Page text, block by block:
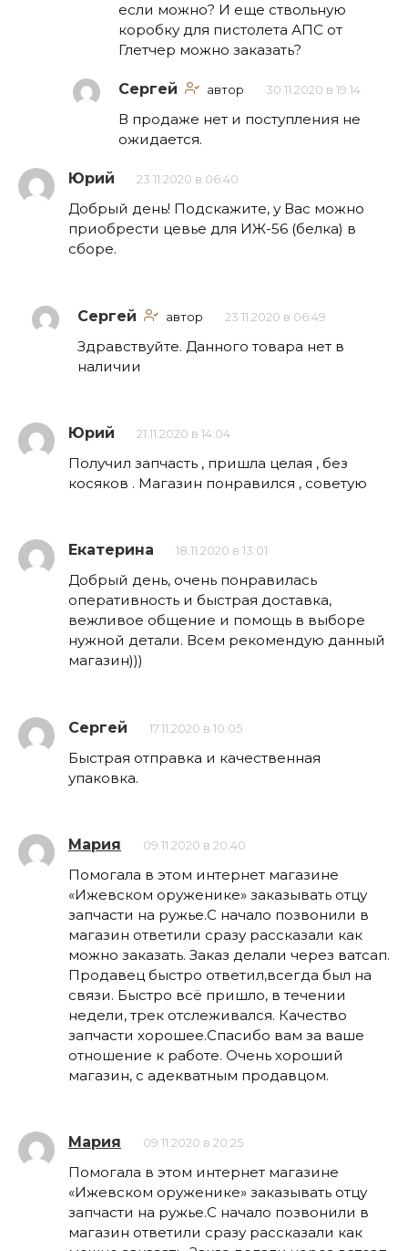
если можно? И еще ствольную
коробку для пистолета АПС от
Глетчер можно заказать?
Сергей автор 30.11.2020 в 19:14
В продаже нет и поступления не
ожидается.
Юрий 23.11.2020 в 06:40
Добрый день! Подскажите, у Вас можно
приобрести цевье для ИЖ-56 (белка) в
сборе.
Сергей автор 23.11.2020 в 06:49
Здравствуйте. Данного товара нет в
наличии
Юрий 21.11.2020 в 14:04
Получил запчасть , пришла целая , без
косяков . Магазин понравился , советую
Екатерина 18.11.2020 в 13:01
Добрый день, очень понравилась
оперативность и быстрая доставка,
вежливое общение и помощь в выборе
нужной детали. Всем рекомендую данный
магазин)))
Сергей 17.11.2020 в 10:05
Быстрая отправка и качественная
упаковка.
Мария 09.11.2020 в 20:40
Помогала в этом интернет магазине
«Ижевском оруженике» заказывать отцу
запчасти на ружье.С начало позвонили в
магазин ответили сразу рассказали как
можно заказать. Заказ делали через ватсап.
Продавец быстро ответил,всегда был на
связи. Быстро всё пришло, в течении
недели, трек отслеживался. Качество
запчасти хорошее.Спасибо вам за ваше
отношение к работе. Очень хороший
магазин, с адекватным продавцом.
Мария 09.11.2020 в 20:25
Помогала в этом интернет магазине
«Ижевском оруженике» заказывать отцу
запчасти на ружье.С начало позвонили в
магазин ответили сразу рассказали как